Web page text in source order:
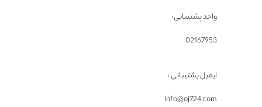
واحد پشتیبانی:
02167953
ایمیل پشتیبانی :
info@oj724.com